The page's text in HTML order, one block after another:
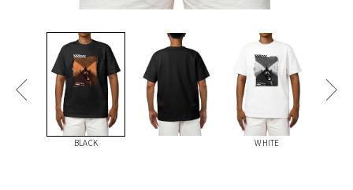
BLACK WHITE